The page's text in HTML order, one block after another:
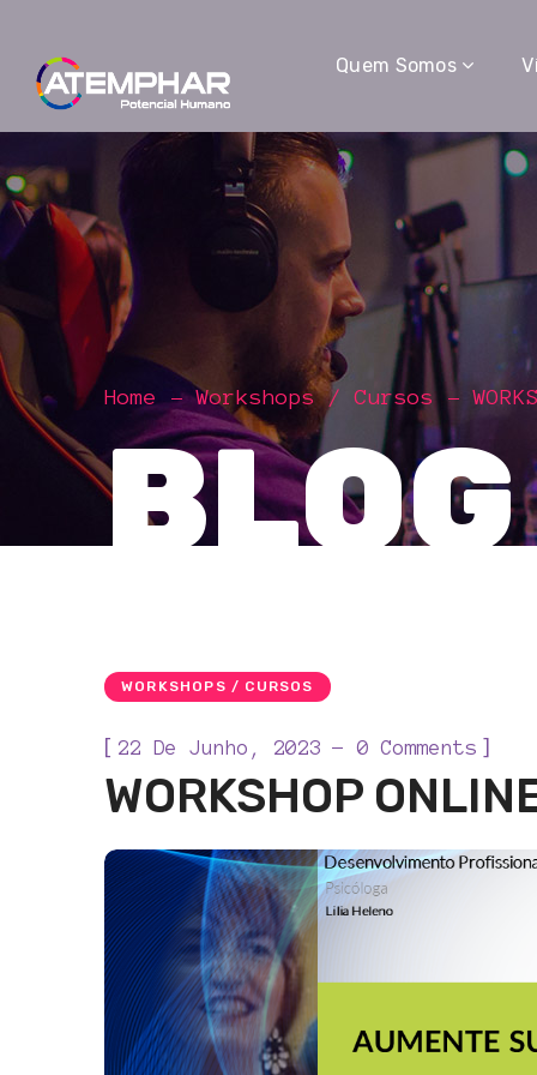
Quem Somos
Home Workshops / Cursos
BLOG
WORKSHOPS / CURSOS
[ 22 De Junho, 2023 0 Comments ]
WORKSHOP